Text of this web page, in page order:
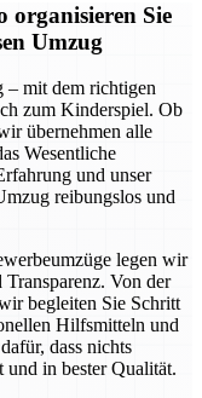
organisieren Sie
Umzug
– mit dem richtigen
zum Kinderspiel. Ob
übernehmen alle
Wesentliche
und unser
reibungslos und
legen wir
Von der
begleiten Sie Schritt
Hilfsmitteln und
dass nichts
und in bester Qualität.